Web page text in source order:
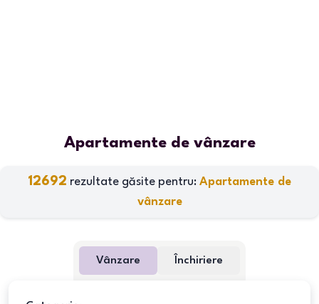
Apartamente de vânzare
12692 rezultate găsite pentru: Apartamente de
vânzare
Vânzare Închiriere